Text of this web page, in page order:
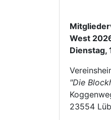
West
Dienstag,
"Die
23554